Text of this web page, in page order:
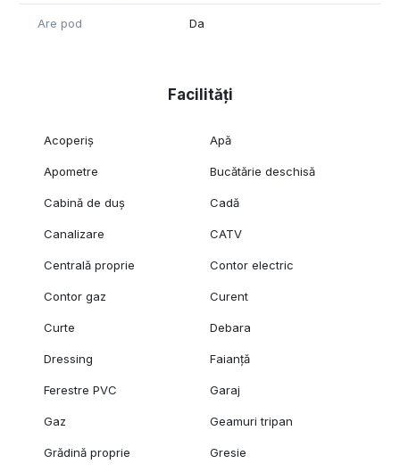
Are pod Da
Facilități
Acoperiș Apă
Apometre Bucătărie deschisă
Cabină de duș Cadă
Canalizare CATV
Centrală proprie Contor electric
Contor gaz Curent
Curte Debara
Dressing Faianță
Ferestre PVC Garaj
Gaz Geamuri tripan
Grădină proprie Gresie